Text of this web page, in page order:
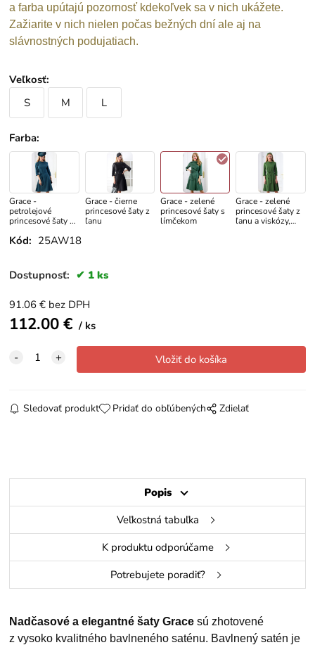
a farba upútajú pozornosť kdekoľvek sa v nich ukážete.
Zažiarite v nich nielen počas bežných dní ale aj na
slávnostných podujatiach.
Veľkosť:
S
M L
Farba:
Grace -
petrolejové
princesové šaty z
Grace - čierne
princesové šaty z
ľanu
Grace - zelené
princesové šaty s
límčekom
Grace - zelené
princesové šaty z
ľanu a viskózy,
Kód: 25AW18
Dostupnosť: 1 ks
91.06 € bez DPH
112.00€ ks
Sledovať produkt Pridať do obľúbených Zdielať
Popis
Veľkostná tabuľka
K produktu odporúčame
Potrebujete poradiť?
Nadčasové a elegantné šaty Grace sú zhotovené
z vysoko kvalitného bavlneného saténu. Bavlnený satén je